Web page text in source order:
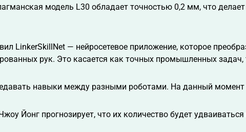
модель L30 обладает точностью 0,2 мм, что
LinkerSkillNet — нейросетевое приложение, которое
рук. Это касается как точных промышленных задач,
навыки между разными роботами. На данный момент
Йонг прогнозирует, что их количество будет